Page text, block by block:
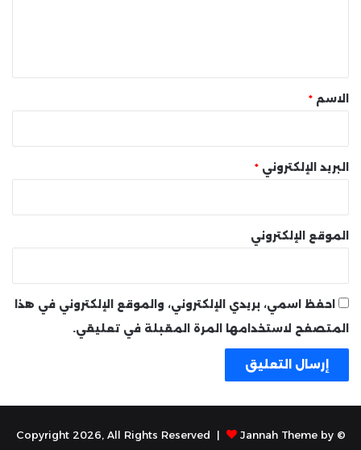
* الاسم *
البريد الإلكتروني *
الموقع الإلكتروني
احفظ اسمي، بريدي الإلكتروني، والموقع الإلكتروني في هذا
المتصفح لاستخدامها المرة المقبلة في تعليقي.
© Copyright 2026, All Rights Reserved |
Jannah Theme by